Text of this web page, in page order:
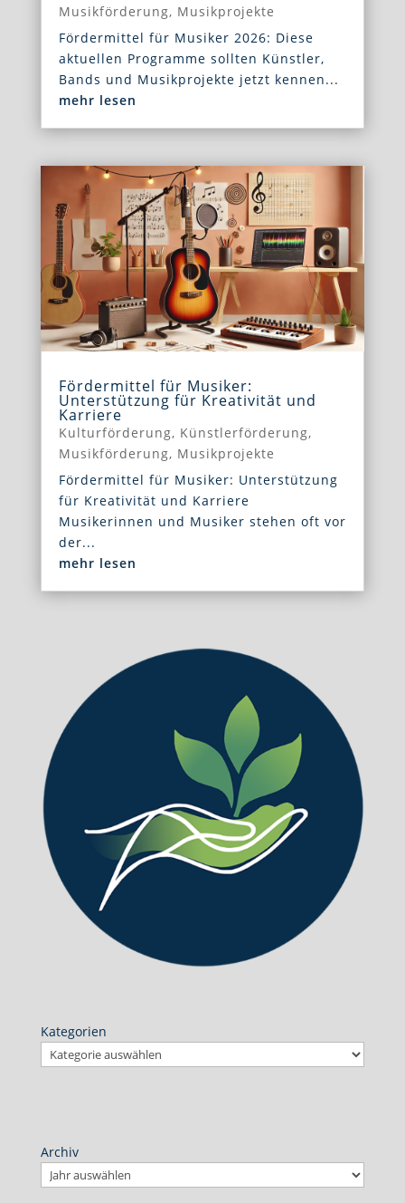
Musikförderung, Musikprojekte
Fördermittel für Musiker 2026: Diese
aktuellen Programme sollten Künstler,
Bands und Musikprojekte jetzt kennen...
mehr lesen
Fördermittel für Musiker:
Unterstützung für Kreativität und
Karriere
Kulturförderung, Künstlerförderung,
Musikförderung, Musikprojekte
Fördermittel für Musiker: Unterstützung
für Kreativität und Karriere
Musikerinnen und Musiker stehen oft vor
der...
mehr lesen
Kategorien
Archiv